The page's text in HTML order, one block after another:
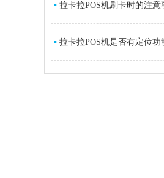
▪ 拉卡拉POS机刷卡时的注意
▪ 拉卡拉POS机是否有定位功